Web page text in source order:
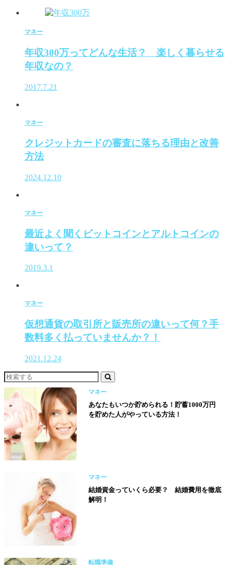
マネー
年収300万ってどんな生活？ 楽しく暮らせる
年収なの？
2017.7.21
マネー
クレジットカードの審査に落ちる理由と改善
方法
2024.12.10
マネー
最近よく聞くビットコインとアルトコインの
違いって？
2019.3.1
マネー
仮想通貨の取引所と販売所の違いって何？手
数料多く払っていませんか？！
2021.12.24
マネー
あなたもいつか貯められる！貯蓄1000万円
を貯めた人がやっている方法！
マネー
結婚資金っていくら必要？ 結婚費用を徹底
解明！
転職準備